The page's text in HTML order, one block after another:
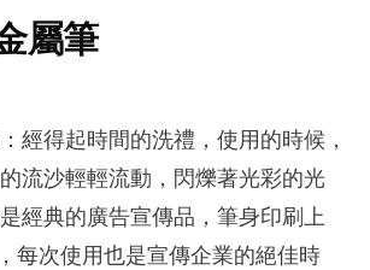
屬筆
經得起時間的洗禮，使用的時候，
流沙輕輕流動，閃爍著光彩的光
經典的廣告宣傳品，筆身印刷上
每次使用也是宣傳企業的絕佳時